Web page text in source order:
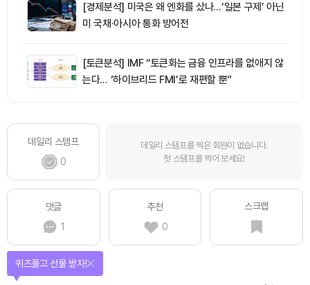
[경제분석] 미국은 왜 엔화를 샀나…‘일본 구제’ 아닌
미 국채·아시아 통화 방어전
[토큰분석] IMF “토큰화는 금융 인프라를 없애지 않
는다… ‘하이브리드 FMI’로 재편할 뿐”
데일리 스탬프
0
데일리 스탬프를 찍은 회원이 없습니다.
첫 스탬프를 찍어 보세요!
댓글
1
추천
0
스크랩
퀴즈풀고 선물 받자!